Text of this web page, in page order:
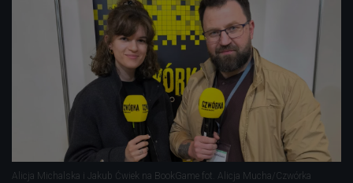
Alicja Michalska i Jakub Ćwiek na BookGame fot. Alicja Mucha/Czwórka